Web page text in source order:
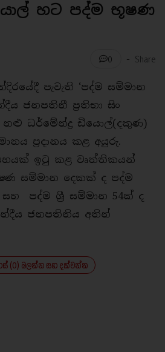
හට පද්ම භූෂණ
0 - Share
පැවැති ‘පද්ම සම්මාන
ජනපතිනී ප‍්‍රතිභා සිං
ධර්මේන්ද්‍ර ඩියොල්(දකුණ)
ප‍්‍රදානය කළ අයුරු.
ඉටු කළ වෘත්තිකයන්
සම්මාන දෙකක් ද පද්ම
පද්ම ශ්‍රී සම්මාන 54ක් ද
ජනපතිනිය අතින්
(0) බලන්න සහ දක්වන්න